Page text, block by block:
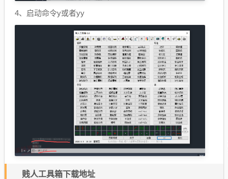
4、启动命令y或者yy
贱人工具箱下载地址